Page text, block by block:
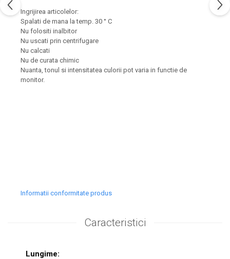
Ingrijirea articolelor:
Spalati de mana la temp. 30 ° C
Nu folositi inalbitor
Nu uscati prin centrifugare
Nu calcati
Nu de curata chimic
Nuanta, tonul si intensitatea culorii pot varia in functie de
monitor.
Informatii conformitate produs
Caracteristici
Lungime: